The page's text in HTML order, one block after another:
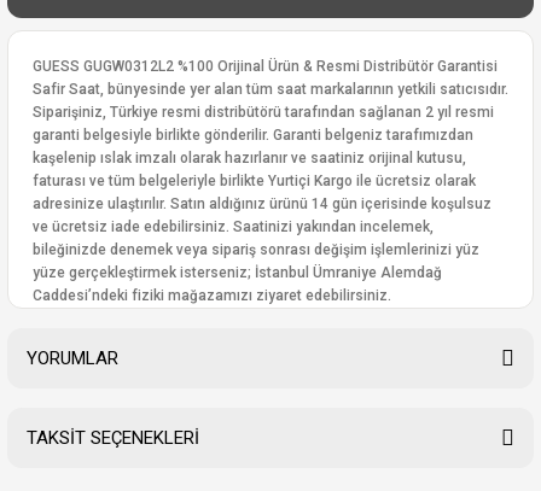
GUESS GUGW0312L2 %100 Orijinal Ürün & Resmi Distribütör Garantisi
Safir Saat, bünyesinde yer alan tüm saat markalarının yetkili satıcısıdır.
Siparişiniz, Türkiye resmi distribütörü tarafından sağlanan 2 yıl resmi
garanti belgesiyle birlikte gönderilir. Garanti belgeniz tarafımızdan
kaşelenip ıslak imzalı olarak hazırlanır ve saatiniz orijinal kutusu,
faturası ve tüm belgeleriyle birlikte Yurtiçi Kargo ile ücretsiz olarak
adresinize ulaştırılır. Satın aldığınız ürünü 14 gün içerisinde koşulsuz
ve ücretsiz iade edebilirsiniz. Saatinizi yakından incelemek,
bileğinizde denemek veya sipariş sonrası değişim işlemlerinizi yüz
yüze gerçekleştirmek isterseniz; İstanbul Ümraniye Alemdağ
Caddesi’ndeki fiziki mağazamızı ziyaret edebilirsiniz.
YORUMLAR
TAKSİT SEÇENEKLERİ